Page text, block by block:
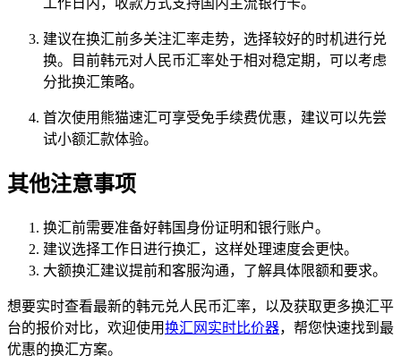
建议在换汇前多关注汇率走势，选择较好的时机进行兑
换。目前韩元对人民币汇率处于相对稳定期，可以考虑
分批换汇策略。
首次使用熊猫速汇可享受免手续费优惠，建议可以先尝
试小额汇款体验。
其他注意事项
换汇前需要准备好韩国身份证明和银行账户。
建议选择工作日进行换汇，这样处理速度会更快。
大额换汇建议提前和客服沟通，了解具体限额和要求。
想要实时查看最新的韩元兑人民币汇率，以及获取更多换汇平
台的报价对比，欢迎使用换汇网实时比价器，帮您快速找到最
优惠的换汇方案。